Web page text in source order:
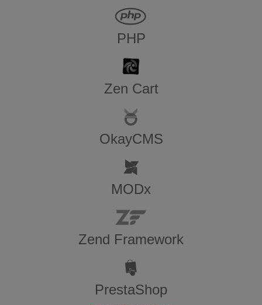
PHP
Zen​ ​Cart
OkayCMS
MODx
Zend Framework
PrestaShop